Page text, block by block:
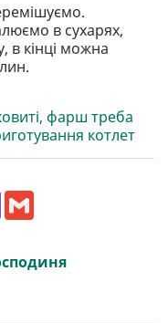
в сухарях,
в кінці можна
фарш треба
котлет
V
b
r l